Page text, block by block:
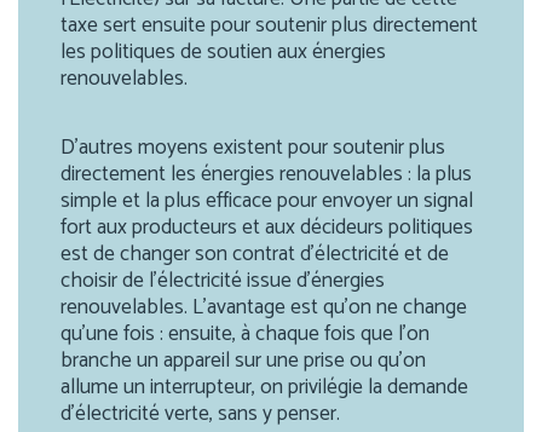
taxe sert ensuite pour soutenir plus directement
les politiques de soutien aux énergies
renouvelables.
D’autres moyens existent pour soutenir plus
directement les énergies renouvelables : la plus
simple et la plus efficace pour envoyer un signal
fort aux producteurs et aux décideurs politiques
est de changer son contrat d’électricité et de
choisir de l’électricité issue d’énergies
renouvelables. L’avantage est qu’on ne change
qu’une fois : ensuite, à chaque fois que l’on
branche un appareil sur une prise ou qu’on
allume un interrupteur, on privilégie la demande
d’électricité verte, sans y penser.